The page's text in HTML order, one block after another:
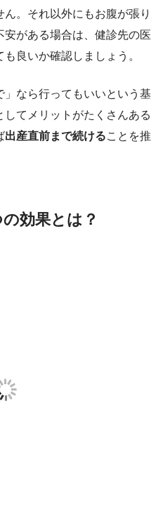
。それ以外にもお腹が張り
がある場合は、健診先の医
良いか確認しましょう。
なら行ってもいいという基
てメリットがたくさんある
出産直前まで続けることを推
効果とは？